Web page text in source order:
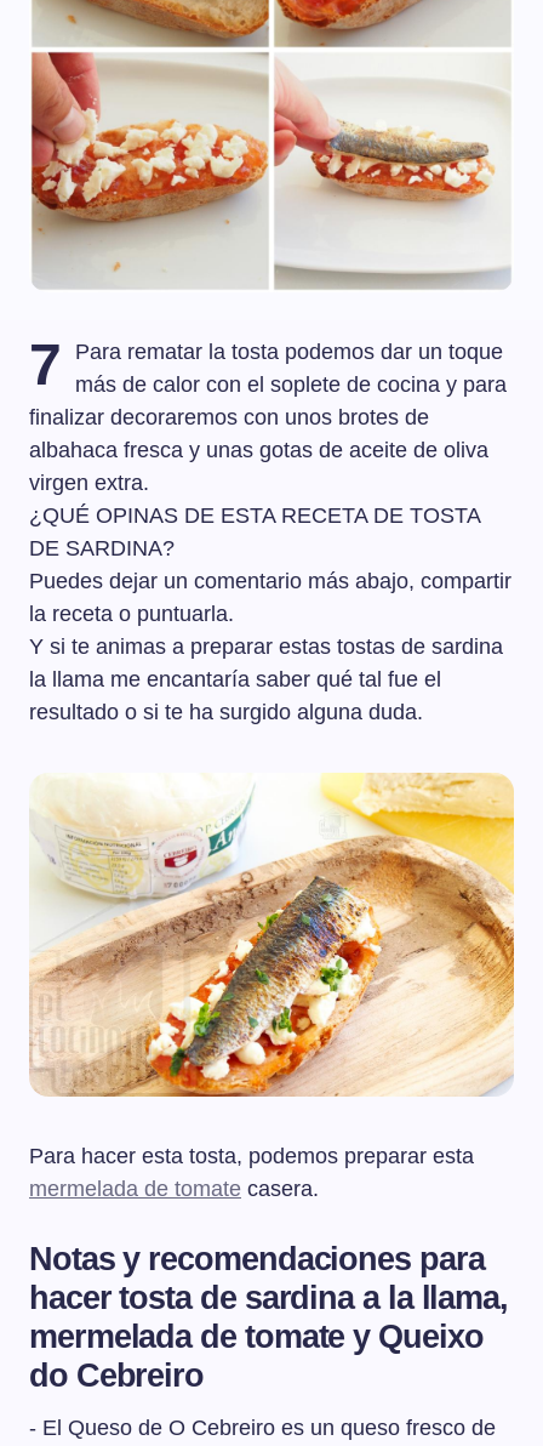
7
Para rematar la tosta podemos dar un toque
más de calor con el soplete de cocina y para
finalizar decoraremos con unos brotes de
albahaca fresca y unas gotas de aceite de oliva
virgen extra.
¿QUÉ OPINAS DE ESTA RECETA DE TOSTA
DE SARDINA?
Puedes dejar un comentario más abajo, compartir
la receta o puntuarla.
Y si te animas a preparar estas tostas de sardina
la llama me encantaría saber qué tal fue el
resultado o si te ha surgido alguna duda.
Para hacer esta tosta, podemos preparar esta
mermelada de tomate casera.
Notas y recomendaciones para
hacer tosta de sardina a la llama,
mermelada de tomate y Queixo
do Cebreiro
- El Queso de O Cebreiro es un queso fresco de